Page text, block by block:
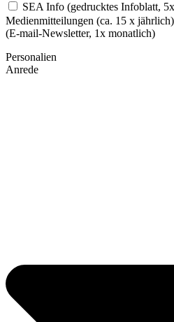
SEA Info (gedrucktes Infoblatt,
Medienmitteilungen (ca. 15 x jährlich)
(E-mail-Newsletter, 1x monatlich)
Personalien
Anrede